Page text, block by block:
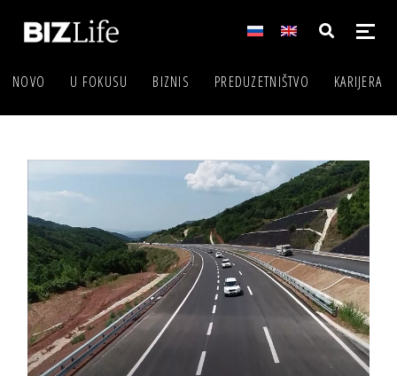
NOVO U FOKUSU BIZNIS PREDUZETNIŠTVO KARIJERA